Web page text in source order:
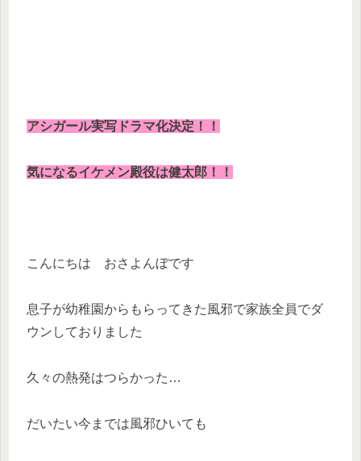
アシガール実写ドラマ化決定！！
気になるイケメン殿役は健太郎！！
こんにちは おさよんぼです
息子が幼稚園からもらってきた風邪で家族全員でダ
ウンしておりました
久々の熱発はつらかった…
だいたい今までは風邪ひいても